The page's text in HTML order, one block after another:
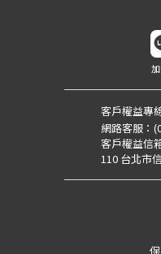
客戶權益專
網路客服：
客戶權益信
110 台北市